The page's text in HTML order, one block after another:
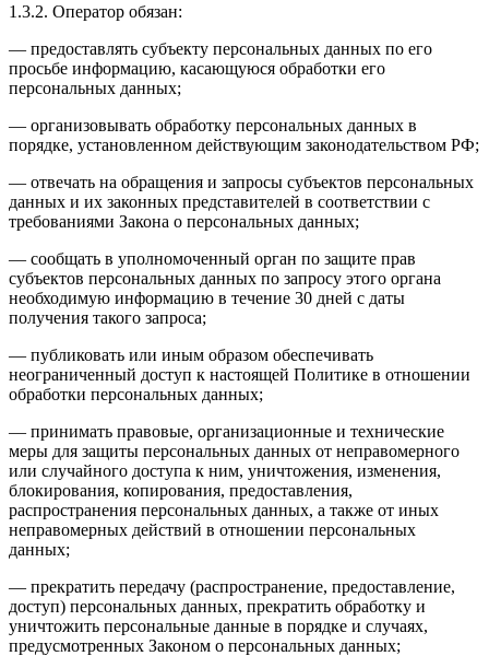
1.3.2. Оператор обязан:
— предоставлять субъекту персональных данных по его
просьбе информацию, касающуюся обработки его
персональных данных;
— организовывать обработку персональных данных в
порядке, установленном действующим законодательством РФ;
— отвечать на обращения и запросы субъектов персональных
данных и их законных представителей в соответствии с
требованиями Закона о персональных данных;
— сообщать в уполномоченный орган по защите прав
субъектов персональных данных по запросу этого органа
необходимую информацию в течение 30 дней с даты
получения такого запроса;
— публиковать или иным образом обеспечивать
неограниченный доступ к настоящей Политике в отношении
обработки персональных данных;
— принимать правовые, организационные и технические
меры для защиты персональных данных от неправомерного
или случайного доступа к ним, уничтожения, изменения,
блокирования, копирования, предоставления,
распространения персональных данных, а также от иных
неправомерных действий в отношении персональных
данных;
— прекратить передачу (распространение, предоставление,
доступ) персональных данных, прекратить обработку и
уничтожить персональные данные в порядке и случаях,
предусмотренных Законом о персональных данных;